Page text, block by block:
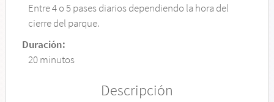
Entre 4 o 5 pases diarios dependiendo la hora del
cierre del parque.
Duración:
20 minutos
Descripción